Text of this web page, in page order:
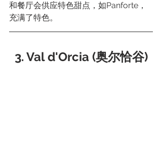
和餐厅会供应特色甜点，如Panforte，
充满了特色。
3. Val d'Orcia (奥尔恰谷)